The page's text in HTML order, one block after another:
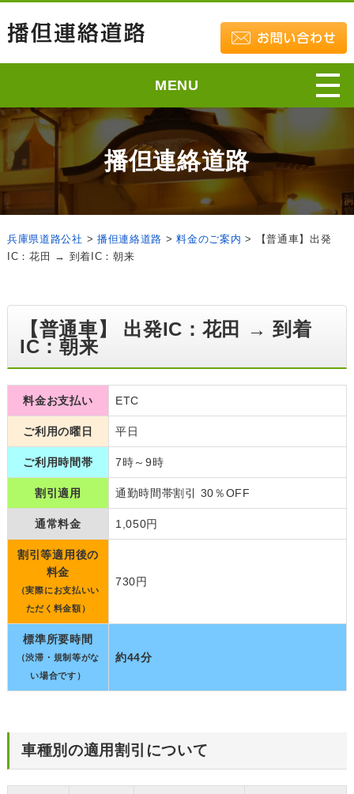
MENU
播但連絡道路
兵庫県道路公社 > 播但連絡道路 >料金のご案内 >
【普通車】出発
IC：花田 → 到着IC：朝来
【普通車】 出発IC：花田 → 到着
IC：朝来
料金お支払い ETC
ご利用の曜日 平日
ご利用時間帯 7時～9時
割引適用 通勤時間帯割引 30％OFF
通常料金 1,050円
割引等適用後の
料金
（実際にお支払いい
ただく料金額）
730円
標準所要時間
（渋滞・規制等がな
い場合です）
約44分
車種別の適用割引について